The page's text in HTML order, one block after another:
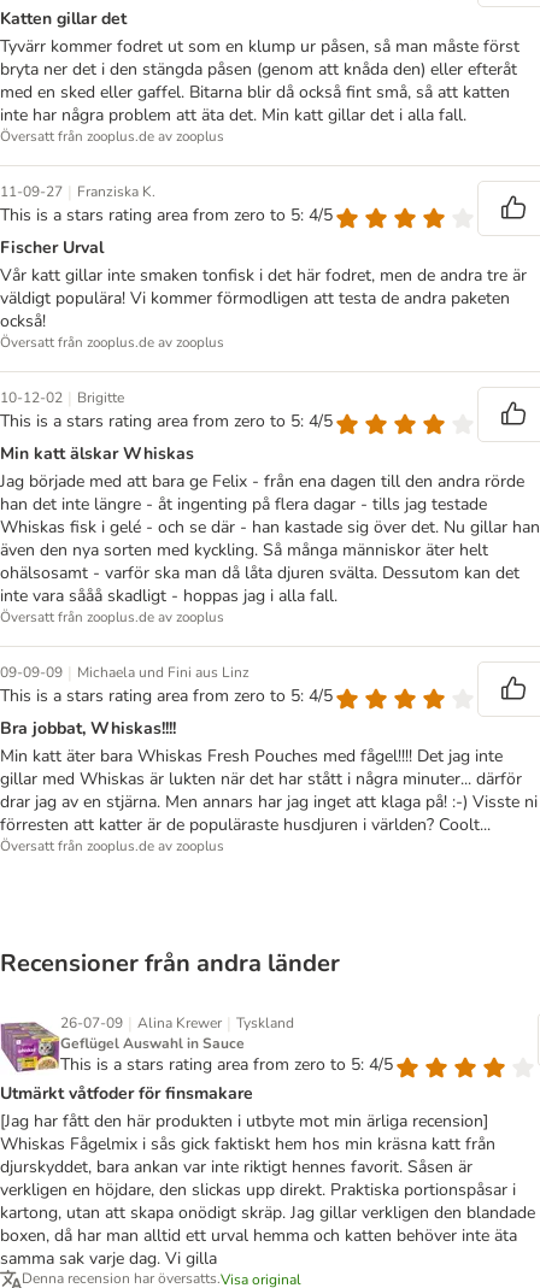
Katten gillar det
Tyvärr kommer fodret ut som en klump ur påsen, så man måste först
bryta ner det i den stängda påsen (genom att knåda den) eller efteråt
med en sked eller gaffel. Bitarna blir då också fint små, så att katten
inte har några problem att äta det. Min katt gillar det i alla fall.
Översatt från zooplus.de av zooplus
11-09-27 | Franziska K.
This is a stars rating area from zero to 5: 4/5
Fischer Urval
Vår katt gillar inte smaken tonfisk i det här fodret, men de andra tre är
väldigt populära! Vi kommer förmodligen att testa de andra paketen
också!
Översatt från zooplus.de av zooplus
10-12-02 | Brigitte
This is a stars rating area from zero to 5: 4/5
Min katt älskar Whiskas
Jag började med att bara ge Felix - från ena dagen till den andra rörde
han det inte längre - åt ingenting på flera dagar - tills jag testade
Whiskas fisk i gelé - och se där - han kastade sig över det. Nu gillar han
även den nya sorten med kyckling. Så många människor äter helt
ohälsosamt - varför ska man då låta djuren svälta. Dessutom kan det
inte vara sååå skadligt - hoppas jag i alla fall.
Översatt från zooplus.de av zooplus
09-09-09 | Michaela und Fini aus Linz
This is a stars rating area from zero to 5: 4/5
Bra jobbat, Whiskas!!!!
Min katt äter bara Whiskas Fresh Pouches med fågel!!!! Det jag inte
gillar med Whiskas är lukten när det har stått i några minuter... därför
drar jag av en stjärna. Men annars har jag inget att klaga på! :-) Visste ni
förresten att katter är de populäraste husdjuren i världen? Coolt...
Översatt från zooplus.de av zooplus
Recensioner från andra länder
26-07-09 | Alina Krewer | Tyskland
Geflügel Auswahl in Sauce
This is a stars rating area from zero to 5: 4/5
Utmärkt våtfoder för finsmakare
[Jag har fått den här produkten i utbyte mot min ärliga recension]
Whiskas Fågelmix i sås gick faktiskt hem hos min kräsna katt från
djurskyddet, bara ankan var inte riktigt hennes favorit. Såsen är
verkligen en höjdare, den slickas upp direkt. Praktiska portionspåsar i
kartong, utan att skapa onödigt skräp. Jag gillar verkligen den blandade
boxen, då har man alltid ett urval hemma och katten behöver inte äta
samma sak varje dag. Vi gilla
Denna recension har översatts.Visa original